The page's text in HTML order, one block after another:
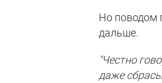
Но поводом
дальше.
"Честно
даже